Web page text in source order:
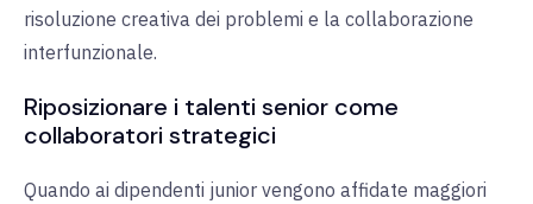
risoluzione creativa dei problemi e la collaborazione
interfunzionale.
Riposizionare i talenti senior come
collaboratori strategici
Quando ai dipendenti junior vengono affidate maggiori